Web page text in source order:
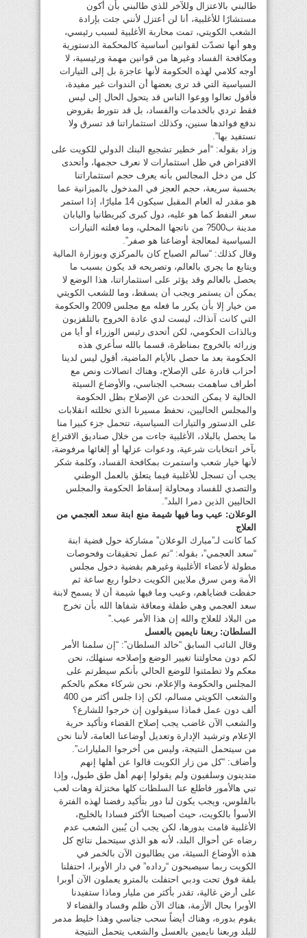
طالبني بالاعتزال وللآخر للذي طالبني بأن أكون
مستشارًا للأغلبية، أنا لن أعتزل لأنني جئت بإرادة
الشعب الكويتي، تمت محاربة الأغلبية لسبب رئيسي،
وهو أنها تصدّت لقوانين أساسية كالمحكمة الدستورية
ومكافحة الفساد وغيرها من قوانين مهمة ورئيسية، لا
أوجه كلامي لهذه الحكومة لأنها عاجزة بل إلى التيارات
السياسية التي قد ترى بعضها أن الندوات غير مفيدة،
فأقول تعالوا ووعوا الناس قد يتحول الحال إلى ليس
فقط تردي بالخدمات والفساد، بل قد نتورط بقروض
ندفع فوائدها سنين، وكذلك استثماراتنا قد تسرق ولا
نستفيد بها”.
وزاد بقوله: “أمر خطير تشجيع البنك الدولي للكويت على
الاقتراض في ظل استثمارات لا نعرف حجمها، وأتحدى
كل من دخل المجالس بأنه يعرف حجم استثماراتنا
بحسبة سريعة، حجم العجز في المدخول بالميزانية عما
هو مقدر له العام المقبل سيكون 14 مليارًا، إذا استمر
سعر النفط كما هو عليه، دول كبرى كبريطانيا واليابان
مدينة ب500? من ناتجها المحلي، وما فعلته التيارات
السياسية لمعالجة أوضاعنا هو صفر”.
وقال كذلك: “سالم الصباح كان بالمركزي وبوزارة المالية
ويتابع ما يجري بالعالم، وتصريحه قد يكون بسبب ما
يحصل بالعالم وقد يؤثر على استثماراتنا، هذا الوضع لا
يمكن أن يستمر ويجب أن يسقط، وما للشعب الكويتي
من خيار إلا بأن يكرر ما فعله مع مجلس 2009 والحكومة
التي كانت آنذاك، ليست لدي عادة الخروج بالتلفزيون
وبالذات الحكومي، لكن أتحدى رئيس الوزراء أو أيا من
وزرائه بالخروج بمناظرة، قسما بالله سأعري هذه
الحكومة بعد ما حصل بالأيام الماضية، أقول ليس لدينا
أحزاب قادرة على الإصلاح، وهناك اتصالات ونص مع
أطراف ساهمت بسحب الجناسي، والأوضاع السيئة
الحالية لا يمكن التحدث عن الإصلاح بظل الحكومة
والمجلس الحاليين، نحفظ مسيرنا الذي تخللته انقلابات
على الدستور والتيارات السياسية، تتحمل جزء كبيرا منا
ما يحصل بالبلاد، الأغلبية جاءت من خلال صناديق الاقتراع
بآخر انتخابات شرعية، ودعوات عزلها أو إلغائها مرفوضة،
لأنها خيار شعب واستمرت بمكافحة الفساد، وكلمة شكر
يجب أن تسجل للأغلبية فيما يتعلق بالعمل الوطني
والتصدي للفساد ومحاولة إسقاط الحكومة والمجلس
الحاليين الذين دمرا البلد”.
الوعلان: عيب وما فيها شيمة منع ابنة سعد العجمي من
العلاج
كما كانت لـ”مبارك الوعلان” مشاركة حول قضية ابنة
“سعد العجمي”، بقوله: “تم عمل تحقيقات وفحوصات
مطولة لأعضاء الأغلبية وغيرهم بقضية دخول مجلس
الأمة ومن سرق ملايين الكويت دخلوا ربع ساعة ثم
حفظت قضاياهم، وعيب وما فيها شيمة أن لا يسمح لابنة
سعد العجمي وهي طفلة ومعاقة شفاها الله بأن تخرج
من البلاد للعلاج والله إن هذا الأمر عيب.”
السلطان: ربعنا نايمين بالعسل
وقال النائب السابق “خالد السلطان”: “إن سلمنا الأمر
لكم دون محاولتنا تغيير الوضع وإصلاحه سنهلك، نحن
معكم ولا تطمئنوا للوضع الحالي بأنكم سيطرتم على
المجلس والحكومة والإعلام، نحن شركاء معكم بالحكم
والشعب الكويتي مسالم، لكن إذا جلس أكثر من 400
ألف دون عمل فماذا سيقولون إن خرجوا للشارع؟
والشعب الآن غاضب يجب إصلاح القضاء وتأكيد حرية
الإعلام وترشيد الإدارة وتعديل أوضاعنا العامة، لأننا نحن
من سيتحمل النتيجة، وليس من أخرجوا المليارات”.
وأضاف: “كل من زار الكويت قالوا عن أهلها إنهم
متدينون وسلفيون ولم يقولوا إنهم أهل طق طبول، وإذا
تبي هالأمور فاطلع عنا السلطات كلها مختزلة وهات لعب
بالفلوس، ويجب يكون لنا دور بتأكيد رفضنا لهذه الفترة
الأسوأ بالكويت، حيث أصبحنا الأكثر فسادا بالخليج،
الأغلبية قامت بدورها، لكن يجب أن يُبين الشعب عدم
رضاه عن أحوال البلد، لأنه هو الذي سيتحمل نتائج كل
هذه الأوضاع السيئة، من يطالبون الآن بالخمر في
الكويت ربما سيصبحون “رداده” في دار الأوبرا، احتفلنا
بلفة فوق تحت ودبي احتفلت بالمترو يعملون الآن أوبرا
على أرض غالية، تقدر بأكثر من مليار وماذا ستفيدنا
الأوبرا بحال الأزمة، هناك الآن ظلم وفساد والقضاء لا
يقوم بدوره، وهناك أيضاً سحب جناسي وهذا خليط مدمر
للبلد وربعنا نايمين بالعسل والشعب يتحمل النتيجة